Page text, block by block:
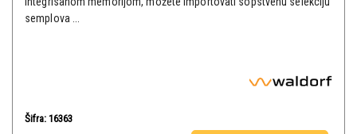
semplova ...
Šifra: 16363